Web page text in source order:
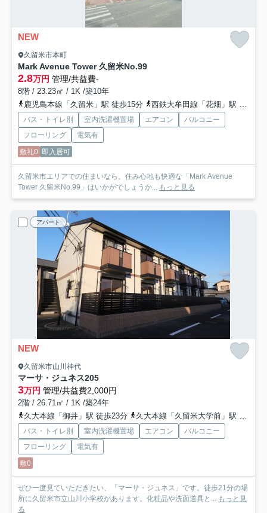
NEW
久留米市本町
Mark Avenue Tower 久留米No.99
2.8万円 管理/共益費-
8階 / 23.23㎡ / 1K /築10年
鹿児島本線「久留米」駅 徒歩15分
西鉄大牟田線「花畑」駅 徒歩18分
バス・トイレ別 室内洗濯機置場 エアコン
バルコニー
フローリング
電気有
敷礼0 即入居可
久留米市エリアでの住まいなら、住み心地も快適な「Mark Avenue
Tower 久留米No.99」はいかがでしょうか...
もっと見る
アパート
NEW
久留米市山川神代
マーサ・ジュネス205
3万円 管理/共益費2,000円
2階 / 26.71㎡ / 1K /築24年
久大本線「御井」駅 徒歩23分
久大本線「久留米大学前」駅 徒歩30分
バス・トイレ別 室内洗濯機置場 エアコン
バルコニー
フローリング
電気有
敷0
ぜひ一度見ていただきたい、「マーサ・ジュネス」です。徒歩21分の場
所に久留米市立山川小学校があります。化粧品や洗面道具と...
もっと見
る